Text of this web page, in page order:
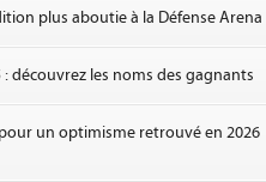
plus aboutie à la Défense Arena
découvrez les noms des gagnants
un optimisme retrouvé en 2026